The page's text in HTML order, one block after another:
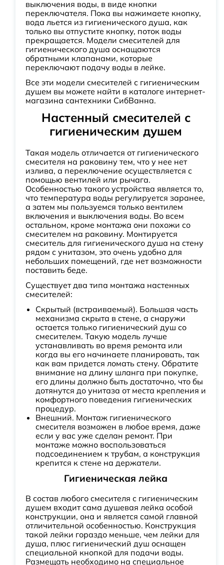
выключения воды, в виде кнопки
переключателя. Пока вы нажимаете кнопку,
вода льется из гигиенического душа, как
только вы отпустите кнопку, поток воды
прекращается. Модели смесителей для
гигиенического душа оснащаются
обратными клапанами, которые
переключают подачу воды в лейке.
Все эти модели смесителей с гигиеническим
душем вы можете найти в каталоге интернет-
магазина сантехники СибВанна.
Настенный смесителей с
гигиеническим душем
Такая модель отличается от гигиенического
смесителя на раковину тем, что у нее нет
излива, а переключение осуществляется с
помощью вентилей или рычага.
Особенностью такого устройства является то,
что температура воды регулируется заранее,
а затем мы пользуемся только вентилем
включения и выключения воды. Во всем
остальном, кроме монтажа они похожи со
смесителем на раковину. Монтируется
смеситель для гигиенического душа на стену
рядом с унитазом, это очень удобно для
небольших помещений, где нет возможности
поставить беде.
Существует два типа монтажа настенных
смесителей:
Скрытый (встраиваемый). Большая часть
механизма скрыта в стене, а снаружи
остается только гигиенический душ со
смесителем. Такую модель лучше
устанавливать во время ремонта или
когда вы его начинаете планировать, так
как вам придется ломать стену. Обратите
внимание на длину шланга при покупке,
его длины должно быть достаточно, что бы
дотянутся до унитаза от места крепления и
комфортного поведения гигиенических
процедур.
Внешний. Монтаж гигиенического
смесителя возможен в любое время, даже
если у вас уже сделан ремонт. При
монтаже можно воспользоваться
подсоединением к трубам, а конструкция
крепится к стене на держатели.
Гигиеническая лейка
В состав любого смесителя с гигиеническим
душем входит сама душевая лейка особой
конструкции, она и является самой главной
отличительной особенностью. Конструкция
такой лейки гораздо меньше, чем лейки для
душа, плюс гигиенический душ оснащен
специальной кнопкой для подачи воды.
Размещать необходимо на специальное